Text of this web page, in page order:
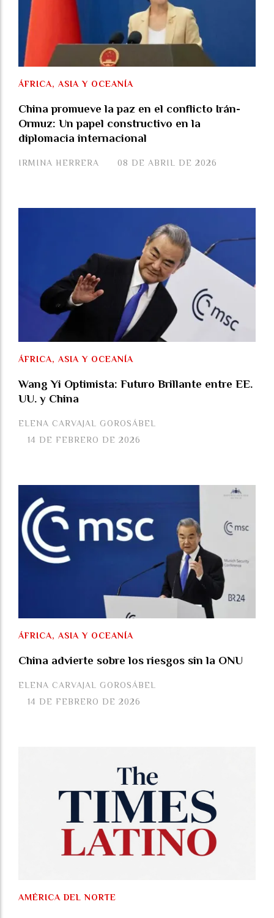
China promueve la paz en el conflicto Irán-
Ormuz: Un papel constructivo en la
diplomacia internacional
IRMINA HERRERA
ÁFRICA, ASIA Y OCEANÍA
08 DE ABRIL DE 2026
Wang Yi Optimista: Futuro Brillante entre EE.
UU. y China
ELENA CARVAJAL GOROSÁBEL
ÁFRICA, ASIA Y OCEANÍA
14 DE FEBRERO DE 2026
China advierte sobre los riesgos sin la ONU
ELENA CARVAJAL GOROSÁBEL
ÁFRICA, ASIA Y OCEANÍA
14 DE FEBRERO DE 2026
AMÉRICA DEL NORTE